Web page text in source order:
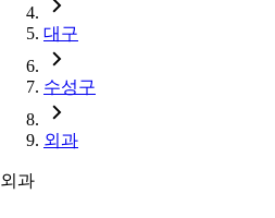
대구
수성구
외과
외과